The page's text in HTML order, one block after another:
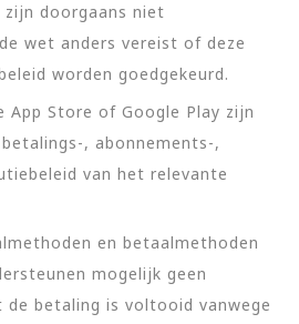
zijn doorgaans niet
wet anders vereist of deze
worden goedgekeurd.
App Store of Google Play zijn
, abonnements-,
van het relevante
en betaalmethoden
mogelijk geen
betaling is voltooid vanwege